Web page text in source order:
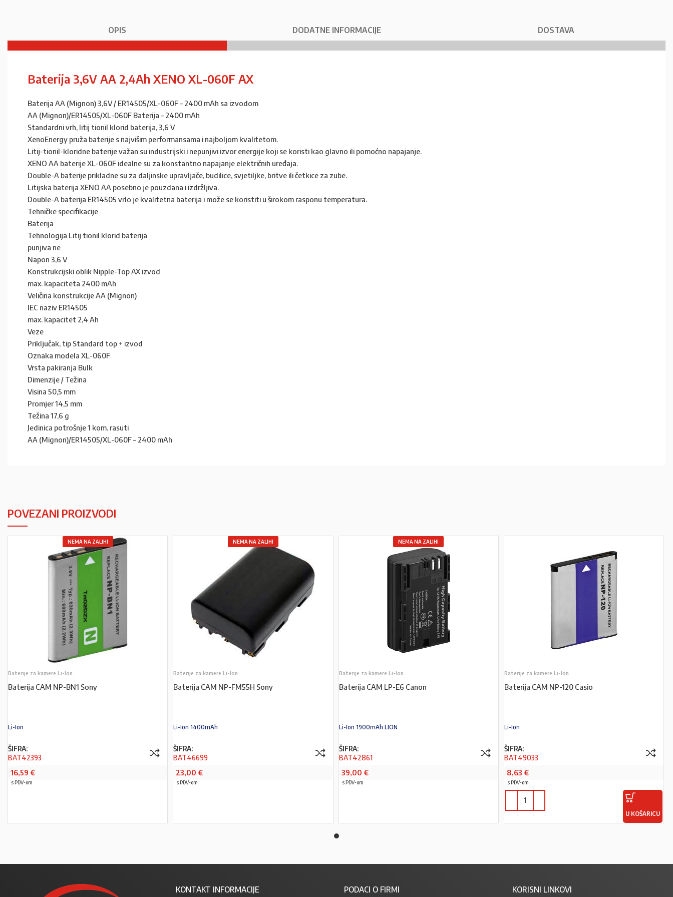
OPIS DODATNE INFORMACIJE DOSTAVA
Baterija 3,6V AA 2,4Ah XENO XL-060F AX
Baterija AA (Mignon) 3,6V / ER14505/XL-060F – 2400 mAh sa izvodom
AA (Mignon)/ER14505/XL-060F Baterija – 2400 mAh
Standardni vrh, litij tionil klorid baterija, 3,6 V
XenoEnergy pruža baterije s najvišim performansama i najboljom kvalitetom.
Litij-tionil-kloridne baterije važan su industrijski i nepunjivi izvor energije koji se koristi kao glavno ili pomoćno napajanje.
XENO AA baterije XL-060F idealne su za konstantno napajanje električnih uređaja.
Double-A baterije prikladne su za daljinske upravljače, budilice, svjetiljke, britve ili četkice za zube.
Litijska baterija XENO AA posebno je pouzdana i izdržljiva.
Double-A baterija ER14505 vrlo je kvalitetna baterija i može se koristiti u širokom rasponu temperatura.
Tehničke specifikacije
Baterija
Tehnologija Litij tionil klorid baterija
punjiva ne
Napon 3,6 V
Konstrukcijski oblik Nipple-Top AX izvod
max. kapaciteta 2400 mAh
Veličina konstrukcije AA (Mignon)
IEC naziv ER14505
max. kapacitet 2,4 Ah
Veze
Priključak, tip Standard top + izvod
Oznaka modela XL-060F
Vrsta pakiranja Bulk
Dimenzije / Težina
Visina 50,5 mm
Promjer 14,5 mm
Težina 17,6 g
Jedinica potrošnje 1 kom. rasuti
AA (Mignon)/ER14505/XL-060F – 2400 mAh
POVEZANI PROIZVODI
NEMA NA ZALIHI
Baterije za kamere Li-Ion
Baterija CAM NP-BN1 Sony
Li-Ion
ŠIFRA:
BAT42393
16,59 €
s PDV-om
NEMA NA ZALIHI
Baterije za kamere Li-Ion
Baterija CAM NP-FM55H Sony
Li-Ion 1400mAh
ŠIFRA:
BAT46699
23,00 €
s PDV-om
NEMA NA ZALIHI
Baterije za kamere Li-Ion
Baterija CAM LP-E6 Canon
Li-Ion 1900mAh LION
ŠIFRA:
BAT42861
39,00 €
s PDV-om
Baterije za kamere Li-Ion
Baterija CAM NP-120 Casio
Li-Ion
ŠIFRA:
BAT49033
8,63 €
s PDV-om
U KOŠARICU
KONTAKT INFORMACIJE PODACI O FIRMI KORISNI LINKOVI